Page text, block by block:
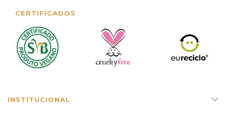
CERTIFICADOS
INSTITUCIONAL